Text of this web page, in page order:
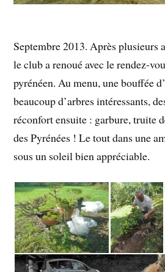
Septembre 2013. Après plusieurs
le club a renoué avec le rendez-
pyrénéen. Au menu, une bouffée
beaucoup d’arbres intéressants,
réconfort ensuite : garbure, truite
des Pyrénées ! Le tout dans une
sous un soleil bien appréciable.